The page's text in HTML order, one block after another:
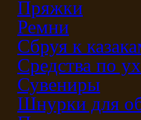
Пряжки
Ремни
Сбруя к
Средства по
Сувениры
Шнурки для